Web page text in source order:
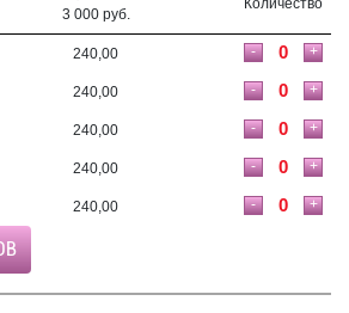
3 000 руб.
Количество
240,00 +
-
240,00 +
-
240,00 +
-
240,00 +
-
240,00 +
-